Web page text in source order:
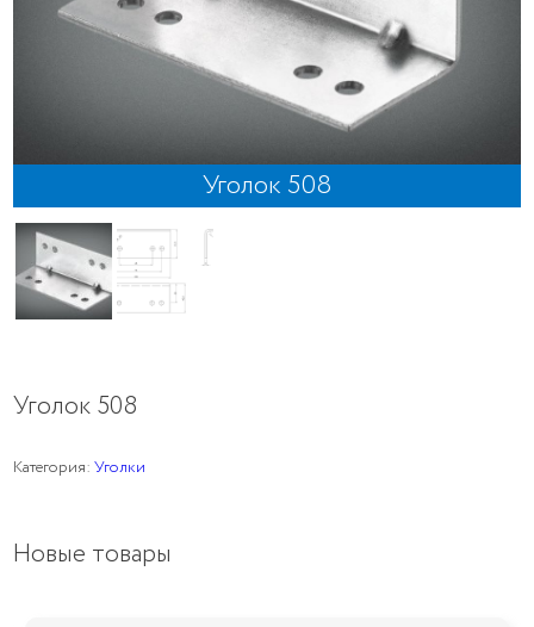
Уголок 508
Уголок 508
Категория:Уголки
Новые товары